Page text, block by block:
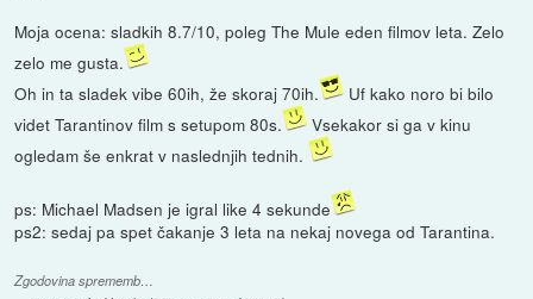
Moja ocena: sladkih 8.7/10, poleg The Mule eden filmov leta. Zelo
zelo me gusta.
Oh in ta sladek vibe 60ih, že skoraj 70ih.
Uf kako noro bi bilo
videt Tarantinov film s setupom 80s.
Vsekakor si ga v kinu
ogledam še enkrat v naslednjih tednih.
ps: Michael Madsen je igral like 4 sekunde
ps2: sedaj pa spet čakanje 3 leta na nekaj novega od Tarantina.
Zgodovina sprememb…